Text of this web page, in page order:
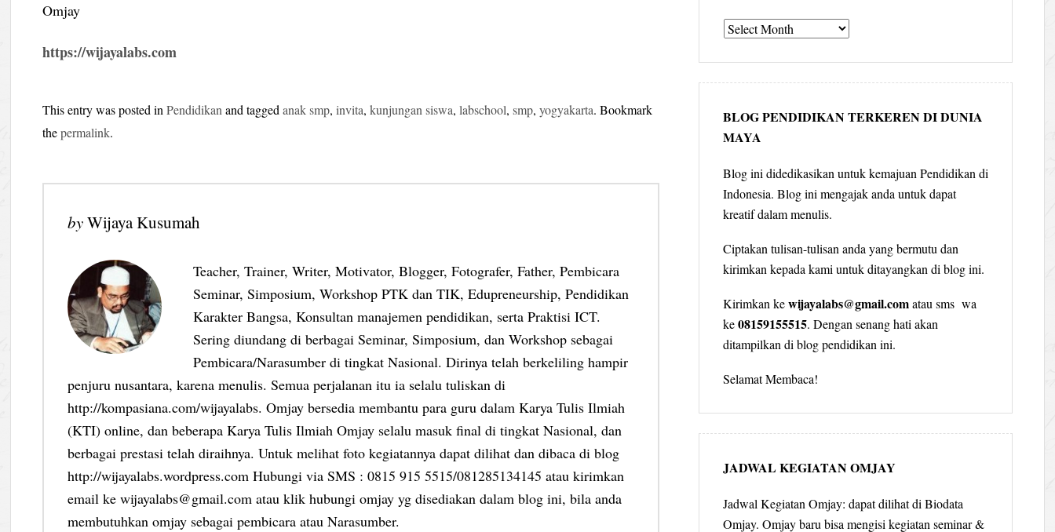
Omjay
https://wijayalabs.com
This entry was posted inPendidikan and taggedanak smp,invita,kunjungan siswa,labschool,smp,yogyakarta. Bookmark
thepermalink.
byWijaya Kusumah
Teacher, Trainer, Writer, Motivator, Blogger, Fotografer, Father, Pembicara
Seminar, Simposium, Workshop PTK dan TIK, Edupreneurship, Pendidikan
Karakter Bangsa, Konsultan manajemen pendidikan, serta Praktisi ICT.
Sering diundang di berbagai Seminar, Simposium, dan Workshop sebagai
Pembicara/Narasumber di tingkat Nasional. Dirinya telah berkeliling hampir
penjuru nusantara, karena menulis. Semua perjalanan itu ia selalu tuliskan di
http://kompasiana.com/wijayalabs. Omjay bersedia membantu para guru dalam Karya Tulis Ilmiah
(KTI) online, dan beberapa Karya Tulis Ilmiah Omjay selalu masuk final di tingkat Nasional, dan
berbagai prestasi telah diraihnya. Untuk melihat foto kegiatannya dapat dilihat dan dibaca di blog
http://wijayalabs.wordpress.com Hubungi via SMS : 0815 915 5515/081285134145 atau kirimkan
email ke wijayalabs@gmail.com atau klik hubungi omjay yg disediakan dalam blog ini, bila anda
membutuhkan omjay sebagai pembicara atau Narasumber.
Tulisan
per
bulan
BLOG PENDIDIKAN TERKEREN DI DUNIA
MAYA
Blog ini didedikasikan untuk kemajuan Pendidikan di
Indonesia. Blog ini mengajak anda untuk dapat
kreatif dalam menulis.
Ciptakan tulisan-tulisan anda yang bermutu dan
kirimkan kepada kami untuk ditayangkan di blog ini.
Kirimkan kewijayalabs@gmail.comatau sms wa
ke08159155515. Dengan senang hati akan
ditampilkan di blog pendidikan ini.
Selamat Membaca!
JADWAL KEGIATAN OMJAY
Jadwal Kegiatan Omjay: dapat dilihat di Biodata
Omjay. Omjay baru bisa mengisi kegiatan seminar &